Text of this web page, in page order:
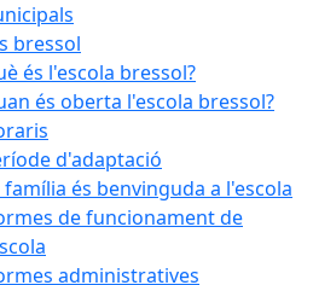
bressol
és l'escola bressol?
és oberta l'escola bressol?
d'adaptació
família és benvinguda a l'escola
de funcionament de
administratives